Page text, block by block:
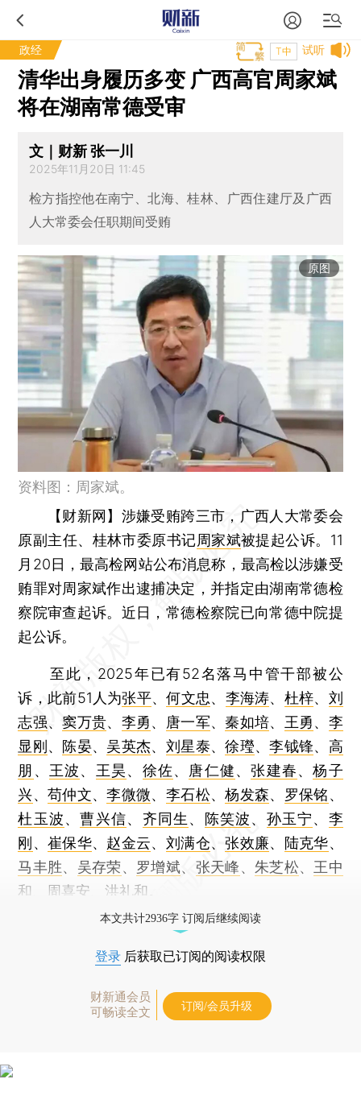
政经 试听
T中
清华出身履历多变 广西高官周家斌
将在湖南常德受审
文｜财新 张一川
2025年11月20日 11:45
检方指控他在南宁、北海、桂林、广西住建厅及广西
人大常委会任职期间受贿
原图
资料图：周家斌。
【财新网】 涉嫌受贿跨三市，广西人大常委会
原副主任、桂林市委原书记周家斌被提起公诉。11
月20日，最高检网站公布消息称，最高检以涉嫌受
贿罪对周家斌作出逮捕决定，并指定由湖南常德检
察院审查起诉。近日，常德检察院已向常德中院提
起公诉。
至此，2025年已有52名落马中管干部被公
诉，此前51人为张平、何文忠、 李海涛、 杜梓、 刘
志强、窦万贵、 李勇、 唐一军、秦如培、 王勇、 李
显刚、 陈晏、 吴英杰、 刘星泰、徐㼆、李钺锋、 高
朋 、 王波、 王昊、 徐佐、 唐仁健、张建春、杨子
兴、苟仲文、李微微、 李石松、杨发森、 罗保铭、
杜玉波、曹兴信、 齐同生 、 陈笑波、 孙玉宁、 李
刚、崔保华、 赵金云、 刘满仓、张效廉、 陆克华、
马丰胜、 吴存荣、 罗增斌、 张天峰、 朱芝松、 王中
和
周喜安 、洪礼和
本文共计2936字 订阅后继续阅读
登录 后获取已订阅的阅读权限
财新通会员
可畅读全文
订阅/会员升级